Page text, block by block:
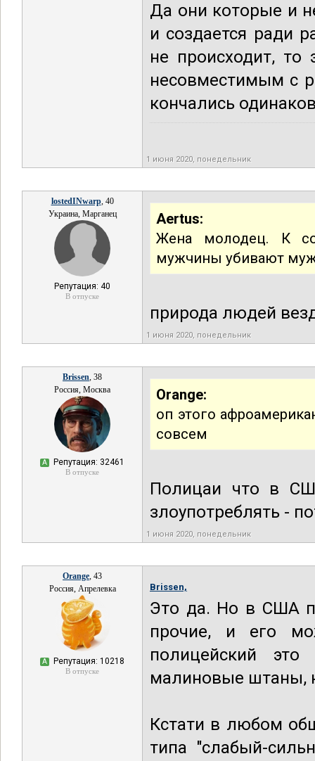
Да они которые и
и создается ради
не происходит, то
несовместимым с
кончались
1 июня 2020, понедельник
lostedINwarp, 40
Украина, Марганец
Репутация: 40
В отпуске
Aertus:
Жена молодец. К
мужчины убивают
природа людей
1 июня 2020, понедельник
Brissen, 38
Россия, Москва
А Репутация: 32461
В отпуске
Orange:
оп этого
совсем
Полицаи что в
злоупотреблять -
1 июня 2020, понедельник
Orange, 43
Россия, Апрелевка
А Репутация: 10218
В отпуске
Brissen,
Это да. Но в США
прочие, и его
полицейский
малиновые штаны,
Кстати в любом
типа "слабый-